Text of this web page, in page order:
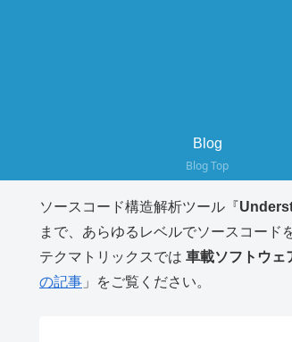
Blog
Blog Top
ソースコード構造解析ツール『
まで、あらゆるレベルでソースコード
テクマトリックスでは 車載ソフトウェ
の記事 」をご覧ください。